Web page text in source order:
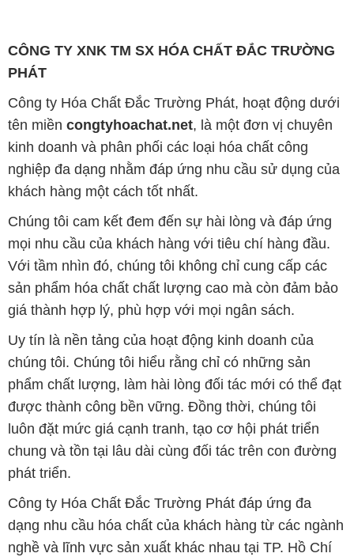
CÔNG TY XNK TM SX HÓA CHẤT ĐẮC TRƯỜNG
PHÁT
Công ty Hóa Chất Đắc Trường Phát, hoạt động dưới
tên miền congtyhoachat.net, là một đơn vị chuyên
kinh doanh và phân phối các loại hóa chất công
nghiệp đa dạng nhằm đáp ứng nhu cầu sử dụng của
khách hàng một cách tốt nhất.
Chúng tôi cam kết đem đến sự hài lòng và đáp ứng
mọi nhu cầu của khách hàng với tiêu chí hàng đầu.
Với tầm nhìn đó, chúng tôi không chỉ cung cấp các
sản phẩm hóa chất chất lượng cao mà còn đảm bảo
giá thành hợp lý, phù hợp với mọi ngân sách.
Uy tín là nền tảng của hoạt động kinh doanh của
chúng tôi. Chúng tôi hiểu rằng chỉ có những sản
phẩm chất lượng, làm hài lòng đối tác mới có thể đạt
được thành công bền vững. Đồng thời, chúng tôi
luôn đặt mức giá cạnh tranh, tạo cơ hội phát triển
chung và tồn tại lâu dài cùng đối tác trên con đường
phát triển.
Công ty Hóa Chất Đắc Trường Phát đáp ứng đa
dạng nhu cầu hóa chất của khách hàng từ các ngành
nghề và lĩnh vực sản xuất khác nhau tại TP. Hồ Chí